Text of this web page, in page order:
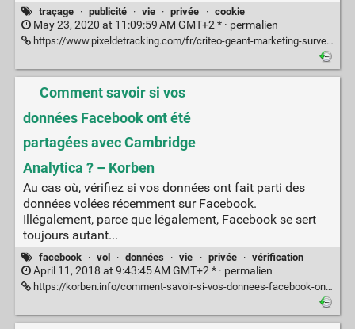
traçage · publicité · vie · privée · cookie
May 23, 2020 at 11:09:59 AM GMT+2 * · permalien
https://www.pixeldetracking.com/fr/criteo-geant-marketing-surveillance-francais
Comment savoir si vos
données Facebook ont été
partagées avec Cambridge
Analytica ? – Korben
Au cas où, vérifiez si vos données ont fait parti des
données volées récemment sur Facebook.
Illégalement, parce que légalement, Facebook se sert
toujours autant...
facebook · vol · données · vie · privée · vérification
April 11, 2018 at 9:43:45 AM GMT+2 * · permalien
https://korben.info/comment-savoir-si-vos-donnees-facebook-ont-ete-partagee-avec-cambridge-analytica.html